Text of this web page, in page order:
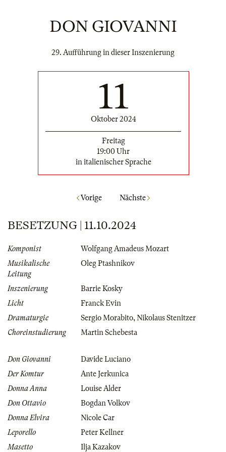
DON GIOVANNI
29. Aufführung in dieser Inszenierung
11
Oktober 2024
Freitag
19:00 Uhr
in italienischer Sprache
Vorige Nächste
BESETZUNG | 11.10.2024
Komponist
Wolfgang Amadeus Mozart
Musikalische
Leitung
Oleg Ptashnikov
Inszenierung
Barrie Kosky
Licht
Franck Evin
Dramaturgie
Sergio Morabito,Nikolaus Stenitzer
Choreinstudierung
Martin Schebesta
Don Giovanni
Davide Luciano
Der Komtur
Ante Jerkunica
Donna Anna
Louise Alder
Don Ottavio
Bogdan Volkov
Donna Elvira
Nicole Car
Leporello
Peter Kellner
Masetto
Ilja Kazakov